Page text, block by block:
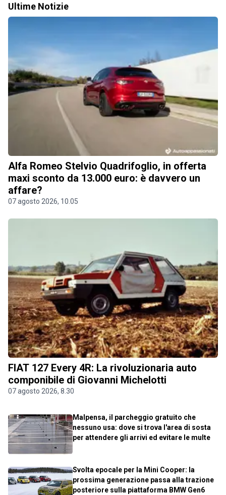
Ultime Notizie
Alfa Romeo Stelvio Quadrifoglio, in offerta
maxi sconto da 13.000 euro: è davvero un
affare?
07 agosto 2026, 10.05
FIAT 127 Every 4R: La rivoluzionaria auto
componibile di Giovanni Michelotti
07 agosto 2026, 8.30
Malpensa, il parcheggio gratuito che
nessuno usa: dove si trova l'area di sosta
per attendere gli arrivi ed evitare le multe
Svolta epocale per la Mini Cooper: la
prossima generazione passa alla trazione
posteriore sulla piattaforma BMW Gen6